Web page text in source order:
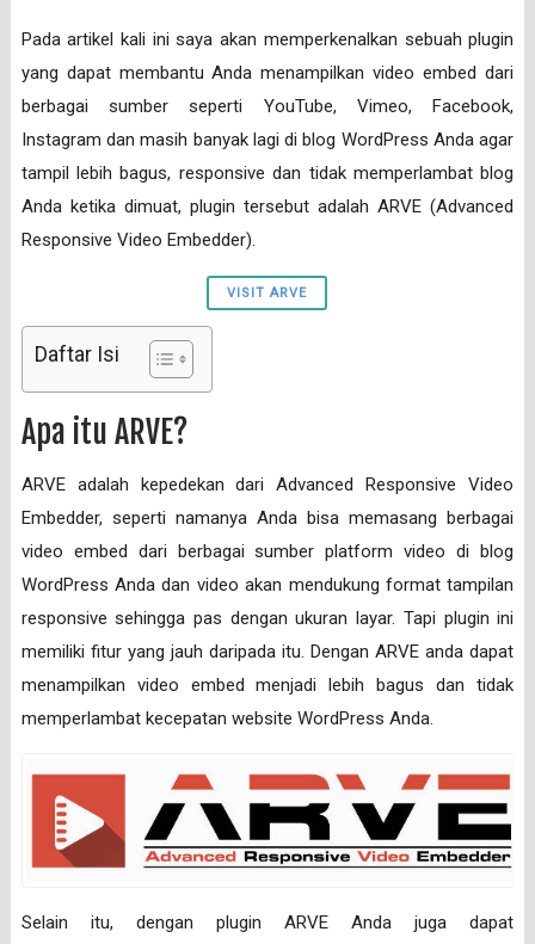
Pada artikel kali ini saya akan memperkenalkan sebuah plugin
yang dapat membantu Anda menampilkan video embed dari
berbagai sumber seperti YouTube, Vimeo, Facebook,
Instagram dan masih banyak lagi di blog WordPress Anda agar
tampil lebih bagus, responsive dan tidak memperlambat blog
Anda ketika dimuat, plugin tersebut adalah ARVE (Advanced
Responsive Video Embedder).
VISIT ARVE
Daftar Isi
Apa itu ARVE?
ARVE adalah kepedekan dari Advanced Responsive Video
Embedder, seperti namanya Anda bisa memasang berbagai
video embed dari berbagai sumber platform video di blog
WordPress Anda dan video akan mendukung format tampilan
responsive sehingga pas dengan ukuran layar. Tapi plugin ini
memiliki fitur yang jauh daripada itu. Dengan ARVE anda dapat
menampilkan video embed menjadi lebih bagus dan tidak
memperlambat kecepatan website WordPress Anda.
Selain itu, dengan plugin ARVE Anda juga dapat